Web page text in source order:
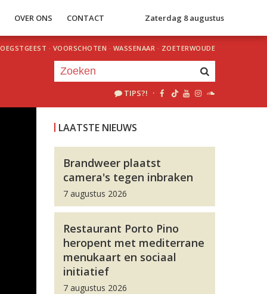
OVER ONS CONTACT Zaterdag 8 augustus
OEGSTGEEST · VOORSCHOTEN · WASSENAAR · ZOETERWOUDE
TIPS?! ·
LAATSTE NIEUWS
Brandweer plaatst
camera's tegen inbraken
7 augustus 2026
Restaurant Porto Pino
heropent met mediterrane
menukaart en sociaal
initiatief
7 augustus 2026